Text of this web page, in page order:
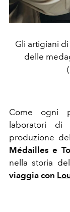
Gli artigiani
delle
Come ogni
laboratori
produzione
Médailles e
nella storia
viaggia con